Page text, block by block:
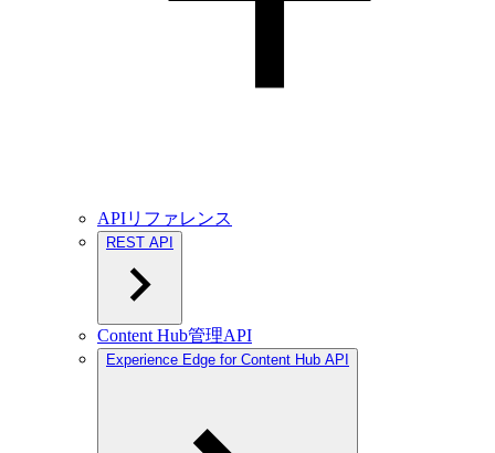
APIリファレンス
REST API
Content Hub管理API
Experience Edge for Content Hub API